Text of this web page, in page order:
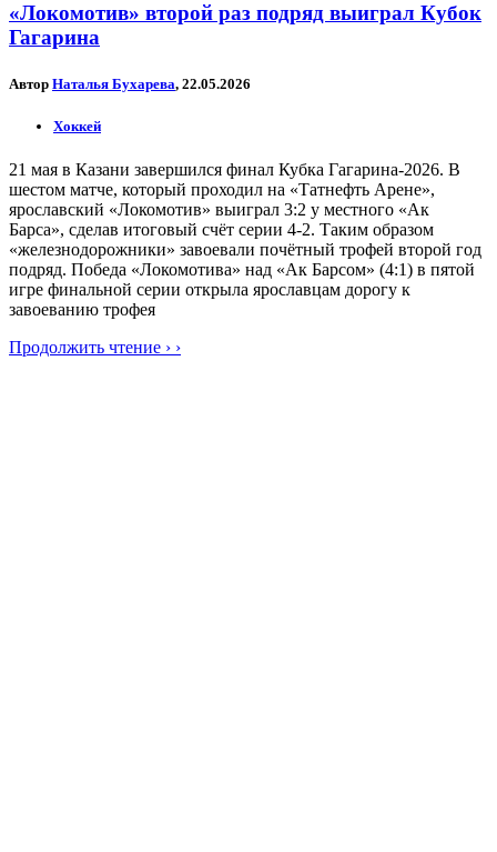
«Локомотив» второй раз подряд выиграл Кубок
Гагарина
Автор Наталья Бухарева, 22.05.2026
Хоккей
21 мая в Казани завершился финал Кубка Гагарина-2026. В
шестом матче, который проходил на «Татнефть Арене»,
ярославский «Локомотив» выиграл 3:2 у местного «Ак
Барса», сделав итоговый счёт серии 4-2. Таким образом
«железнодорожники» завоевали почётный трофей второй год
подряд. Победа «Локомотива» над «Ак Барсом» (4:1) в пятой
игре финальной серии открыла ярославцам дорогу к
завоеванию трофея
Продолжить чтение › ›